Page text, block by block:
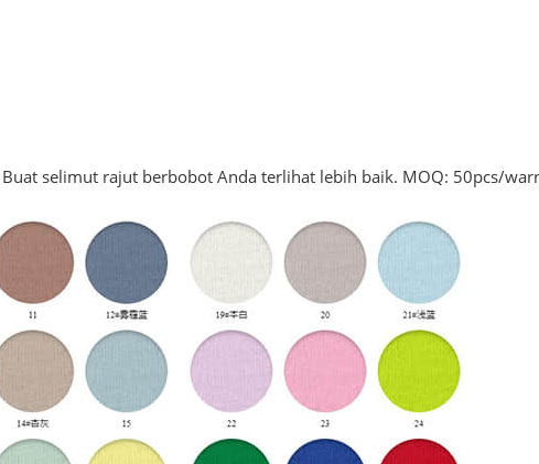
selimut rajut berbobot Anda terlihat lebih baik. MOQ: 50pcs/